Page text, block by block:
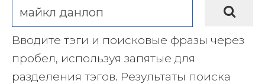
Вводите тэги и поисковые фразы через
пробел, используя запятые для
разделения тэгов. Результаты поиска